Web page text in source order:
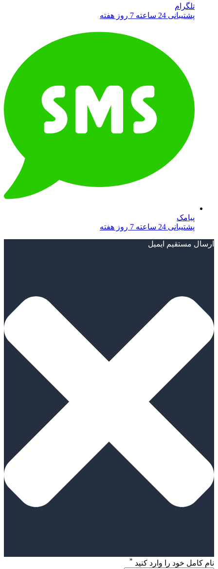
تلگرام
پشتیبانی 24 ساعته 7 روز هفته
پیامک
پشتیبانی 24 ساعته 7 روز هفته
مستقیم ایمیل
کامل خود را وارد کنید